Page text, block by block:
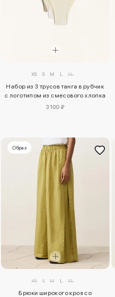
XS S M L XL
Набор из 3 трусов танга в рубчик
с логотипом из смесового хлопка
3100 ₽
Образ
XS S M L XL
Брюки широкого кроя со